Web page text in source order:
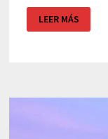
ESPLANADE
–
LEER MÁS